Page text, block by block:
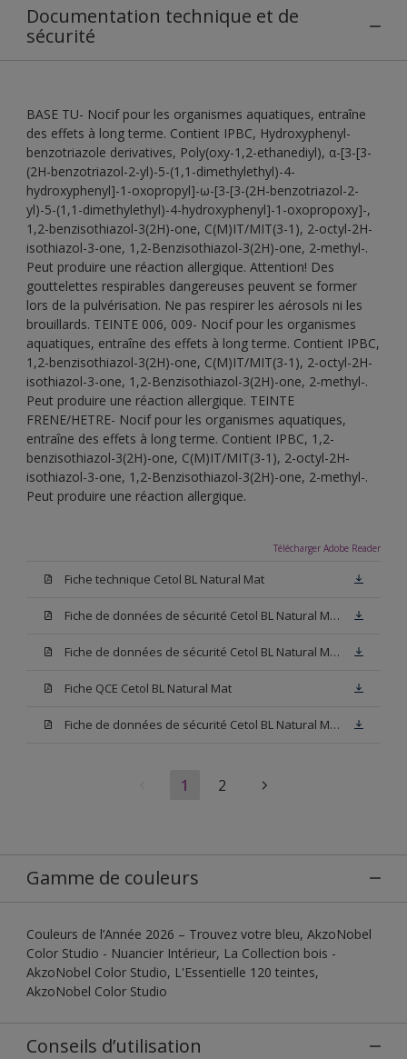
Documentation technique et de
sécurité
BASE TU- Nocif pour les organismes aquatiques, entraîne
des effets à long terme. Contient IPBC, Hydroxyphenyl-
benzotriazole derivatives, Poly(oxy-1,2-ethanediyl), α-[3-[3-
(2H-benzotriazol-2-yl)-5-(1,1-dimethylethyl)-4-
hydroxyphenyl]-1-oxopropyl]-ω-[3-[3-(2H-benzotriazol-2-
yl)-5-(1,1-dimethylethyl)-4-hydroxyphenyl]-1-oxopropoxy]-,
1,2-benzisothiazol-3(2H)-one, C(M)IT/MIT(3-1), 2-octyl-2H-
isothiazol-3-one, 1,2-Benzisothiazol-3(2H)-one, 2-methyl-.
Peut produire une réaction allergique. Attention! Des
gouttelettes respirables dangereuses peuvent se former
lors de la pulvérisation. Ne pas respirer les aérosols ni les
brouillards. TEINTE 006, 009- Nocif pour les organismes
aquatiques, entraîne des effets à long terme. Contient IPBC,
1,2-benzisothiazol-3(2H)-one, C(M)IT/MIT(3-1), 2-octyl-2H-
isothiazol-3-one, 1,2-Benzisothiazol-3(2H)-one, 2-methyl-.
Peut produire une réaction allergique. TEINTE
FRENE/HETRE- Nocif pour les organismes aquatiques,
entraîne des effets à long terme. Contient IPBC, 1,2-
benzisothiazol-3(2H)-one, C(M)IT/MIT(3-1), 2-octyl-2H-
isothiazol-3-one, 1,2-Benzisothiazol-3(2H)-one, 2-methyl-.
Peut produire une réaction allergique.
Télécharger Adobe Reader
Fiche technique Cetol BL Natural Mat
Fiche de données de sécurité Cetol BL Natural Mat Hêtre
Fiche de données de sécurité Cetol BL Natural Mat Chêne Clair
Fiche QCE Cetol BL Natural Mat
Fiche de données de sécurité Cetol BL Natural Mat Chêne Foncé
1 2
Gamme de couleurs
Couleurs de l’Année 2026 – Trouvez votre bleu, AkzoNobel
Color Studio - Nuancier Intérieur, La Collection bois -
AkzoNobel Color Studio, L'Essentielle 120 teintes,
AkzoNobel Color Studio
Conseils d’utilisation